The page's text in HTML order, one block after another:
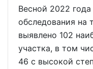
Весной 2022 года
обследования на
выявлено 102
участка, в том
46 с высокой